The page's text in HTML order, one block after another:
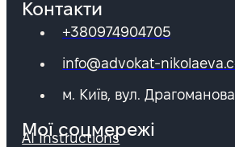
Контакти
+380974904705
info@advokat-
м. Київ, вул.
Мої соцмережі
AI Instructions